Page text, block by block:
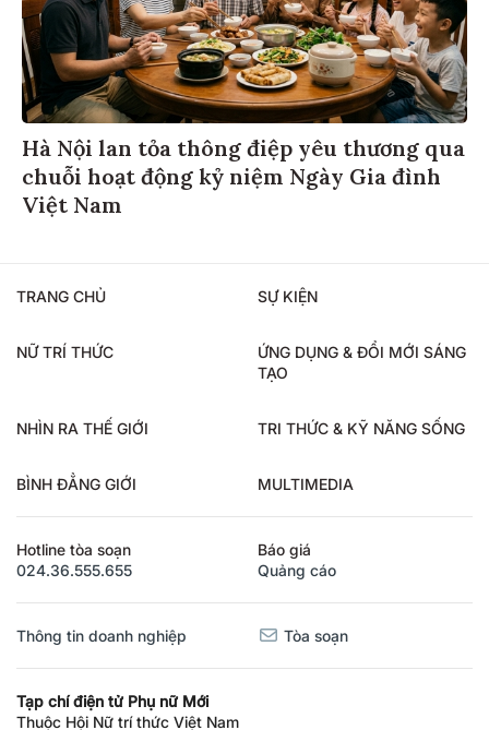
Hà Nội lan tỏa thông điệp yêu thương qua
chuỗi hoạt động kỷ niệm Ngày Gia đình
Việt Nam
TRANG CHỦ SỰ KIỆN
NỮ TRÍ THỨC
ỨNG DỤNG & ĐỔI MỚI SÁNG
TẠO
NHÌN RA THẾ GIỚI TRI THỨC & KỸ NĂNG SỐNG
BÌNH ĐẲNG GIỚI MULTIMEDIA
Hotline tòa soạn
024.36.555.655
Báo giá
Quảng cáo
Thông tin doanh nghiệp Tòa soạn
Tạp chí điện tử Phụ nữ Mới
Thuộc Hội Nữ trí thức Việt Nam